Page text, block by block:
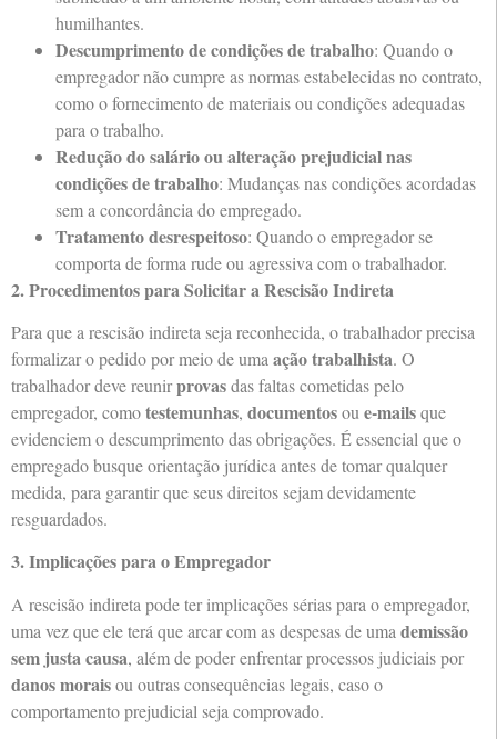
humilhantes.
Descumprimento de condições de trabalho: Quando o
empregador não cumpre as normas estabelecidas no contrato,
como o fornecimento de materiais ou condições adequadas
para o trabalho.
Redução do salário ou alteração prejudicial nas
condições de trabalho: Mudanças nas condições acordadas
sem a concordância do empregado.
Tratamento desrespeitoso: Quando o empregador se
comporta de forma rude ou agressiva com o trabalhador.
2. Procedimentos para Solicitar a Rescisão Indireta
Para que a rescisão indireta seja reconhecida, o trabalhador precisa
formalizar o pedido por meio de uma ação trabalhista. O
trabalhador deve reunirprovasdas faltas cometidas pelo
empregador, comotestemunhas, documentosou e-mailsque
evidenciem o descumprimento das obrigações. É essencial que o
empregado busque orientação jurídica antes de tomar qualquer
medida, para garantir que seus direitos sejam devidamente
resguardados.
3. Implicações para o Empregador
A rescisão indireta pode ter implicações sérias para o empregador,
uma vez que ele terá que arcar com as despesas de uma demissão
sem justa causa, além de poder enfrentar processos judiciais por
danos moraisou outras consequências legais, caso o
comportamento prejudicial seja comprovado.